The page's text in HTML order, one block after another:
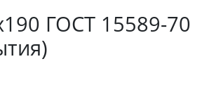
ГОСТ 15589-70